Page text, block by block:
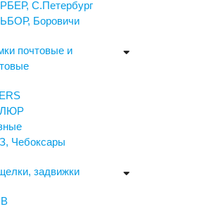
С.Петербург
Боровичи
почтовые и
Чебоксары
задвижки